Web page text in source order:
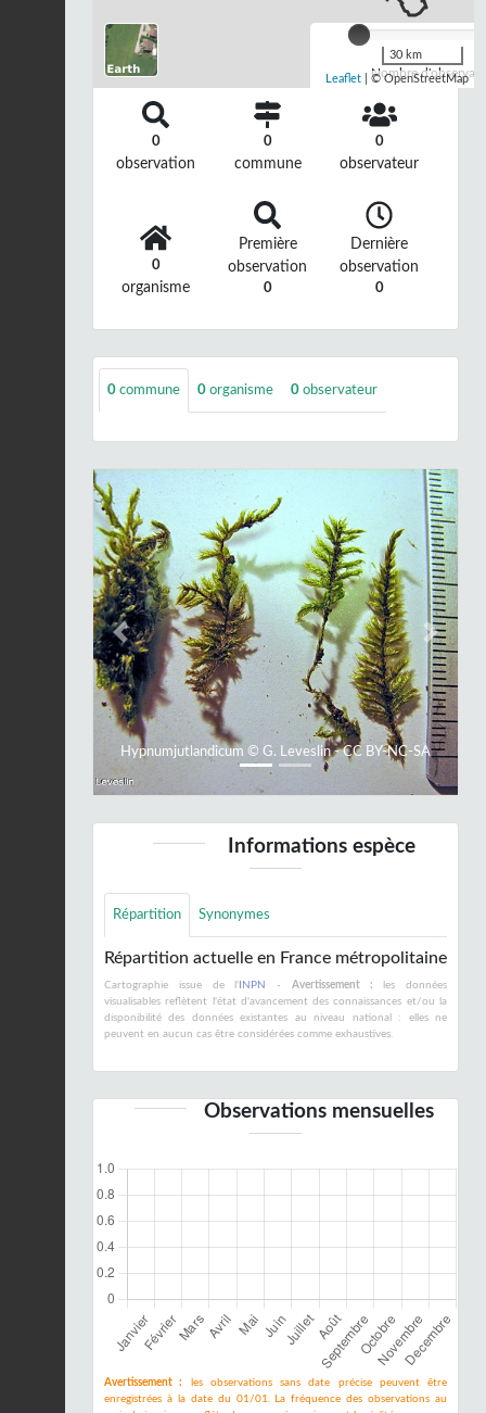
Nombre
30 km
Leaflet | © OpenStreetMap
0
observation
0
commune
0
observateur
0
organisme
Première
observation
0
Dernière
observation
0
0 commune 0 organisme 0 observateur
Hypnumjutlandicum © G. Leveslin - CC BY-NC-SA
Previous Next
Informations espèce
Répartition Synonymes
Répartition actuelle en France métropolitaine
Cartographie issue de l' INPN - Avertissement : les données
visualisables reflètent l'état d'avancement des connaissances et/ou la
disponibilité des données existantes au niveau national : elles ne
peuvent en aucun cas être considérées comme exhaustives.
Observations mensuelles
Avertissement :
les observations sans date précise peuvent être
enregistrées à la date du 01/01. La fréquence des observations au